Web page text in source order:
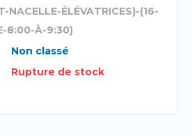
NACELLE-ÉLÉVATRICES)-(16-
8:00-À-9:30)
Non classé
Rupture de stock